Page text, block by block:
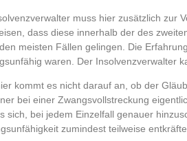
muss hier zusätzlich zur
dass diese innerhalb der des
meisten Fällen gelingen. Die
waren. Der Insolvenzverwalter
kommt es nicht darauf an, ob der
bei einer Zwangsvollstreckung
sich, bei jedem Einzelfall genauer
zumindest teilweise